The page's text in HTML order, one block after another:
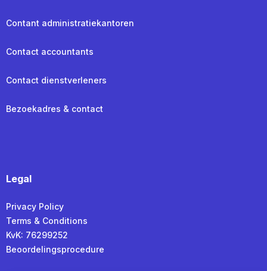
Contant administratiekantoren
Contact accountants
Contact dienstverleners
Bezoekadres & contact
Legal
Privacy Policy
Terms & Conditions
KvK: 76299252
Beoordelingsprocedure